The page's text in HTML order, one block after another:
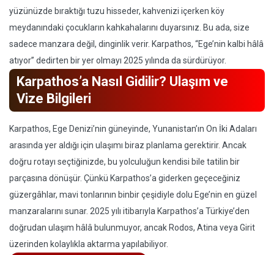
yüzünüzde bıraktığı tuzu hisseder, kahvenizi içerken köy
meydanındaki çocukların kahkahalarını duyarsınız. Bu ada, size
sadece manzara değil, dinginlik verir. Karpathos, “Ege’nin kalbi hâlâ
atıyor” dedirten bir yer olmayı 2025 yılında da sürdürüyor.
Karpathos’a Nasıl Gidilir? Ulaşım ve
Vize Bilgileri
Karpathos, Ege Denizi’nin güneyinde, Yunanistan’ın On İki Adaları
arasında yer aldığı için ulaşımı biraz planlama gerektirir. Ancak
doğru rotayı seçtiğinizde, bu yolculuğun kendisi bile tatilin bir
parçasına dönüşür. Çünkü Karpathos’a giderken geçeceğiniz
güzergâhlar, mavi tonlarının binbir çeşidiyle dolu Ege’nin en güzel
manzaralarını sunar. 2025 yılı itibarıyla Karpathos’a Türkiye’den
doğrudan ulaşım hâlâ bulunmuyor, ancak Rodos, Atina veya Girit
üzerinden kolaylıkla aktarma yapılabiliyor.